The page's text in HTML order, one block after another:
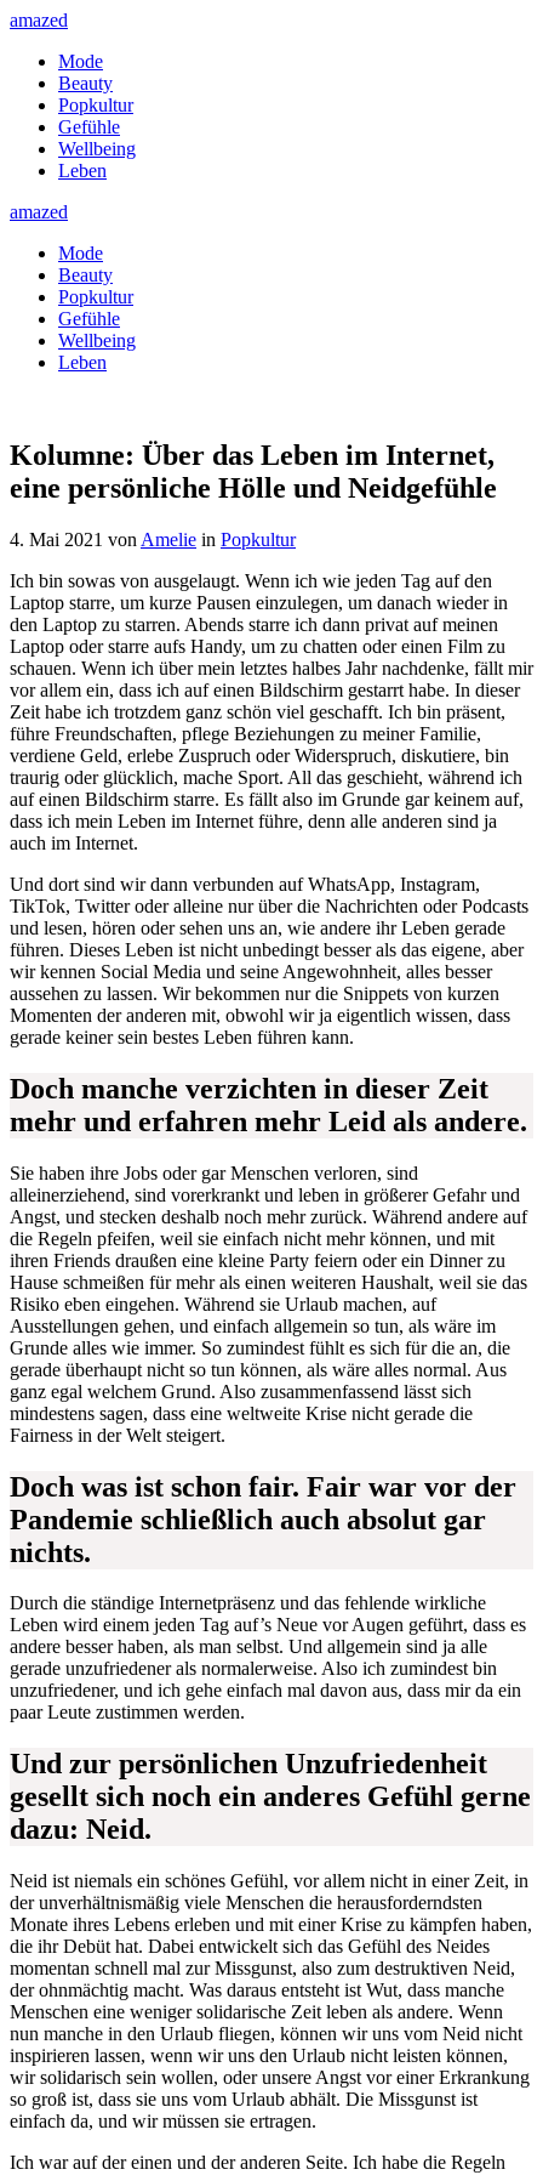
amazed
Mode
Beauty
Popkultur
Gefühle
Wellbeing
Leben
amazed
Mode
Beauty
Popkultur
Gefühle
Wellbeing
Leben
Kolumne: Über das Leben im Internet,
eine persönliche Hölle und Neidgefühle
4. Mai 2021 von Amelie in Popkultur
Ich bin sowas von ausgelaugt. Wenn ich wie jeden Tag auf den
Laptop starre, um kurze Pausen einzulegen, um danach wieder in
den Laptop zu starren. Abends starre ich dann privat auf meinen
Laptop oder starre aufs Handy, um zu chatten oder einen Film zu
schauen. Wenn ich über mein letztes halbes Jahr nachdenke, fällt mir
vor allem ein, dass ich auf einen Bildschirm gestarrt habe. In dieser
Zeit habe ich trotzdem ganz schön viel geschafft. Ich bin präsent,
führe Freundschaften, pflege Beziehungen zu meiner Familie,
verdiene Geld, erlebe Zuspruch oder Widerspruch, diskutiere, bin
traurig oder glücklich, mache Sport. All das geschieht, während ich
auf einen Bildschirm starre. Es fällt also im Grunde gar keinem auf,
dass ich mein Leben im Internet führe, denn alle anderen sind ja
auch im Internet.
Und dort sind wir dann verbunden auf WhatsApp, Instagram,
TikTok, Twitter oder alleine nur über die Nachrichten oder Podcasts
und lesen, hören oder sehen uns an, wie andere ihr Leben gerade
führen. Dieses Leben ist nicht unbedingt besser als das eigene, aber
wir kennen Social Media und seine Angewohnheit, alles besser
aussehen zu lassen. Wir bekommen nur die Snippets von kurzen
Momenten der anderen mit, obwohl wir ja eigentlich wissen, dass
gerade keiner sein bestes Leben führen kann.
Doch manche verzichten in dieser Zeit
mehr und erfahren mehr Leid als andere.
Sie haben ihre Jobs oder gar Menschen verloren, sind
alleinerziehend, sind vorerkrankt und leben in größerer Gefahr und
Angst, und stecken deshalb noch mehr zurück. Während andere auf
die Regeln pfeifen, weil sie einfach nicht mehr können, und mit
ihren Friends draußen eine kleine Party feiern oder ein Dinner zu
Hause schmeißen für mehr als einen weiteren Haushalt, weil sie das
Risiko eben eingehen. Während sie Urlaub machen, auf
Ausstellungen gehen, und einfach allgemein so tun, als wäre im
Grunde alles wie immer. So zumindest fühlt es sich für die an, die
gerade überhaupt nicht so tun können, als wäre alles normal. Aus
ganz egal welchem Grund. Also zusammenfassend lässt sich
mindestens sagen, dass eine weltweite Krise nicht gerade die
Fairness in der Welt steigert.
Doch was ist schon fair. Fair war vor der
Pandemie schließlich auch absolut gar
nichts.
Durch die ständige Internetpräsenz und das fehlende wirkliche
Leben wird einem jeden Tag auf’s Neue vor Augen geführt, dass es
andere besser haben, als man selbst. Und allgemein sind ja alle
gerade unzufriedener als normalerweise. Also ich zumindest bin
unzufriedener, und ich gehe einfach mal davon aus, dass mir da ein
paar Leute zustimmen werden.
Und zur persönlichen Unzufriedenheit
gesellt sich noch ein anderes Gefühl gerne
dazu: Neid.
Neid ist niemals ein schönes Gefühl, vor allem nicht in einer Zeit, in
der unverhältnismäßig viele Menschen die herausforderndsten
Monate ihres Lebens erleben und mit einer Krise zu kämpfen haben,
die ihr Debüt hat. Dabei entwickelt sich das Gefühl des Neides
momentan schnell mal zur Missgunst, also zum destruktiven Neid,
der ohnmächtig macht. Was daraus entsteht ist Wut, dass manche
Menschen eine weniger solidarische Zeit leben als andere. Wenn
nun manche in den Urlaub fliegen, können wir uns vom Neid nicht
inspirieren lassen, wenn wir uns den Urlaub nicht leisten können,
wir solidarisch sein wollen, oder unsere Angst vor einer Erkrankung
so groß ist, dass sie uns vom Urlaub abhält. Die Missgunst ist
einfach da, und wir müssen sie ertragen.
Ich war auf der einen und der anderen Seite. Ich habe die Regeln